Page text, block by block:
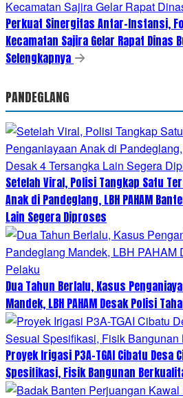
Perkuat Sinergitas Antar-Instansi,
Kecamatan Sajira Gelar Rapat Dinas
Selengkapnya
PANDEGLANG
Setelah Viral, Polisi Tangkap Satu
Anak di Pandeglang, LBH PAHAM
Lain Segera Diproses
Dua Tahun Berlalu, Kasus
Mandek, LBH PAHAM Desak Polisi
Proyek Irigasi P3A-TGAI Cibatu Desa
Spesifikasi, Fisik Bangunan